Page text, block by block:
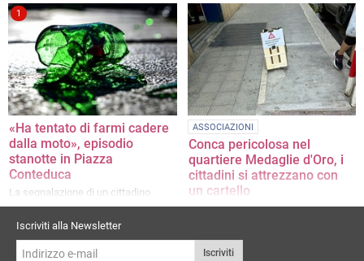
Fieramosca
1
«Ha tentato di farmi cadere
dalla moto», episodio
stanotte in Piazza
Conteduca
La segnalazione di un cittadino
ASSOCIAZIONI
Conca pericolosa nel
quartiere Medaglie d'Oro, i
cittadini si attrezzano con
un cartello
«Un'anziana signora oggi è caduta,
Iscriviti alla Newsletter
Iscriviti